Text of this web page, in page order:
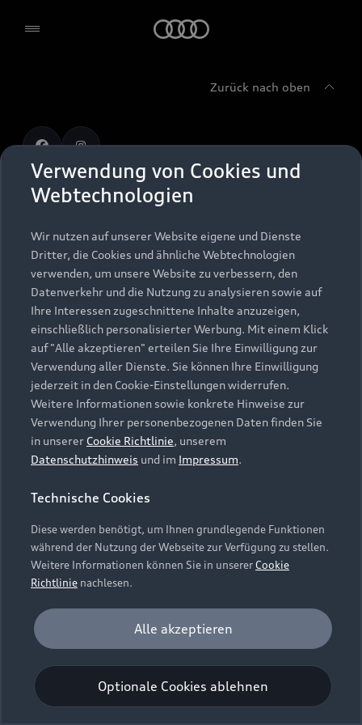
Zurück nach oben
© 2026 AUDI AG. Alle Rechte vorbehalten
Impressum Rechtliches
Hinweisgebersystem
Datenschutzhinweise
Cookie-Einstellungen
Cookie-Richtlinie
Barrierefreiheit
Digital Services Act
EU Data Act
Newsletter
Kontakt
Verwendung von Cookies und
Webtechnologien
Wir nutzen auf unserer Website eigene und Dienste
Dritter, die Cookies und ähnliche Webtechnologien
verwenden, um unsere Website zu verbessern, den
Datenverkehr und die Nutzung zu analysieren sowie auf
Ihre Interessen zugeschnittene Inhalte anzuzeigen,
einschließlich personalisierter Werbung. Mit einem Klick
auf "Alle akzeptieren" erteilen Sie Ihre Einwilligung zur
Verwendung aller Dienste. Sie können Ihre Einwilligung
jederzeit in den Cookie-Einstellungen widerrufen.
Weitere Informationen sowie konkrete Hinweise zur
Verwendung Ihrer personenbezogenen Daten finden Sie
in unserer Cookie Richtlinie, unserem
Datenschutzhinweis und im Impressum.
Technische Cookies
Diese werden benötigt, um Ihnen grundlegende Funktionen
während der Nutzung der Webseite zur Verfügung zu stellen.
Weitere Informationen können Sie in unsererCookie
Richtlinie nachlesen.
Analyse und Statistik
Performance Cookies sammeln Informationen
darüber, wie unsere Webseite genutzt wird (z. B.
Anzahl der Besuche, Verweildauer). Diese Cookies
werden zur Optimierung der Webseite verwendet.
Optionale Cookies ablehnen
Alle akzeptieren